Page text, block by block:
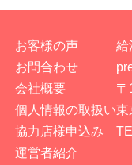
お客様の声
お問合わせ
会社概要
個人情報の取扱い
協力店様申込み
運営者紹介
給
〒
東